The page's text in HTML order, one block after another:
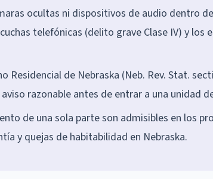
ocultas ni dispositivos de audio dentro
telefónicas (delito grave Clase IV) y los
Residencial de Nebraska (Neb. Rev. Stat.
razonable antes de entrar a una unidad
de una sola parte son admisibles en los
y quejas de habitabilidad en Nebraska.